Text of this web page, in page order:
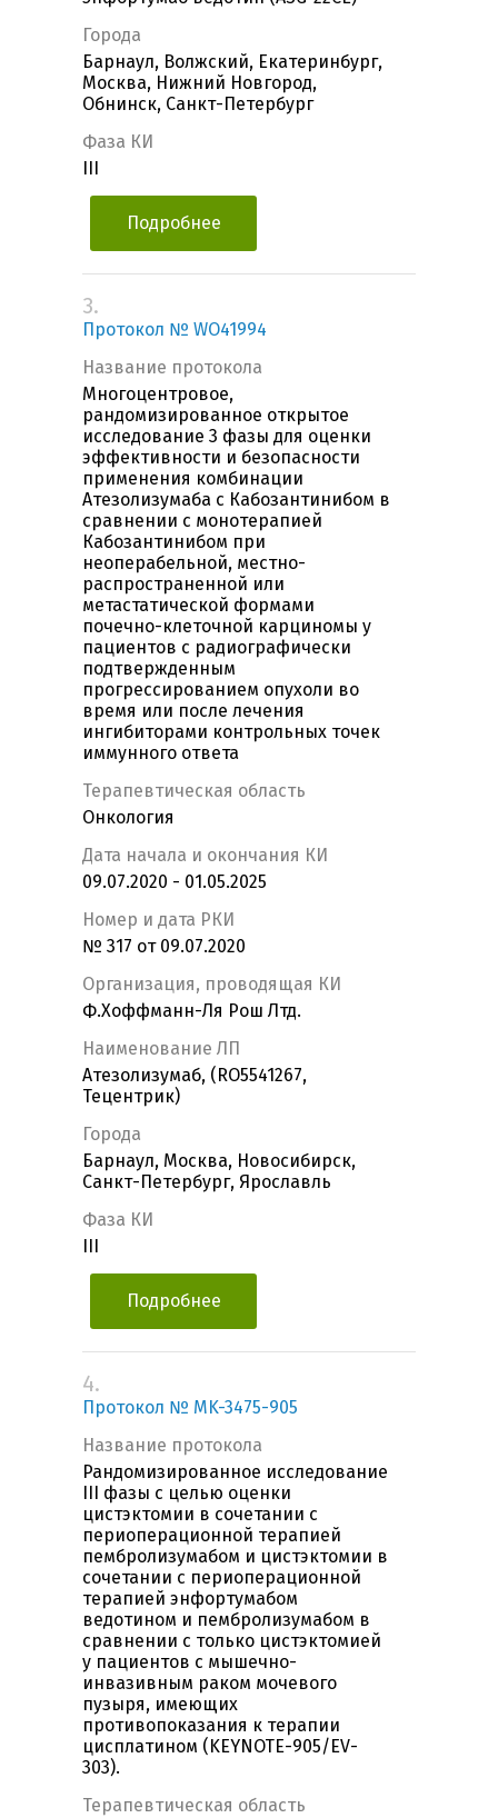
Города
Барнаул, Волжский, Екатеринбург,
Москва, Нижний Новгород,
Обнинск, Санкт-Петербург
Фаза КИ
Подробнее
3.
Протокол № WO41994
Название протокола
Многоцентровое,
рандомизированное открытое
исследование 3 фазы для оценки
эффективности и безопасности
применения комбинации
Атезолизумаба с Кабозантинибом в
сравнении с монотерапией
Кабозантинибом при
неоперабельной, местно-
распространенной или
метастатической формами
почечно-клеточной карциномы у
пациентов с радиографически
подтвержденным
прогрессированием опухоли во
время или после лечения
ингибиторами контрольных точек
иммунного ответа
Терапевтическая область
Онкология
Дата начала и окончания КИ
09.07.2020 - 01.05.2025
Номер и дата РКИ
№ 317 от 09.07.2020
Организация, проводящая КИ
Ф.Хоффманн-Ля Рош Лтд.
Наименование ЛП
Атезолизумаб, (RO5541267,
Тецентрик)
Города
Барнаул, Москва, Новосибирск,
Санкт-Петербург, Ярославль
Фаза КИ
Подробнее
4.
Протокол № MK-3475-905
Название протокола
Рандомизированное исследование
III фазы с целью оценки
цистэктомии в сочетании с
периоперационной терапией
пембролизумабом и цистэктомии в
сочетании с периоперационной
терапией энфортумабом
ведотином и пембролизумабом в
сравнении с только цистэктомией
у пациентов с мышечно-
инвазивным раком мочевого
пузыря, имеющих
противопоказания к терапии
цисплатином (KEYNOTE-905/EV-
303).
Терапевтическая область